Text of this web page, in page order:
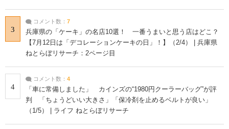
3
コメント数： 7
兵庫県の「ケーキ」の名店10選！ 一番うまいと思う店はどこ？
【7月12日は「デコレーションケーキの日」！】（2/4） | 兵庫県
ねとらぼリサーチ：2ページ目
4
コメント数： 4
「車に常備しました」 カインズの“1980円クーラーバッグ”が評
判 「ちょうどいい大きさ」「保冷剤を止めるベルトが良い」
（1/5） | ライフ ねとらぼリサーチ